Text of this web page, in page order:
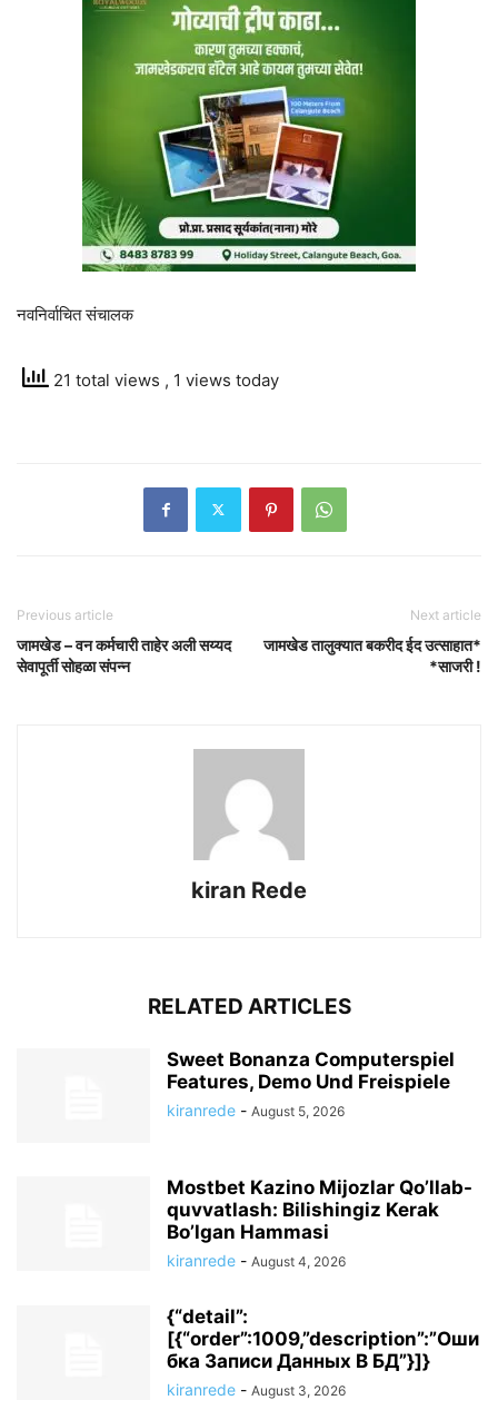
नवनिर्वाचित संचालक
21 total views , 1 views today
Previous article
जामखेड – वन कर्मचारी ताहेर अली सय्यद
सेवापूर्ती सोहळा संपन्न
Next article
जामखेड तालुक्यात बकरीद ईद उत्साहात*
*साजरी !
kiran Rede
RELATED ARTICLES
Sweet Bonanza Computerspiel
Features, Demo Und Freispiele
kiranrede - August 5, 2026
Mostbet Kazino Mijozlar Qo’llab-
quvvatlash: Bilishingiz Kerak
Bo’lgan Hammasi
kiranrede - August 4, 2026
{“detail”:
[{“order”:1009,”description”:”Оши
бка Записи Данных В БД”}]}
kiranrede - August 3, 2026